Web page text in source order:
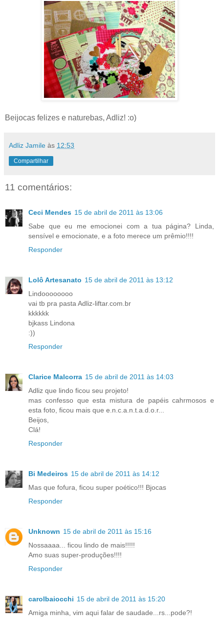
Beijocas felizes e naturebas, Adliz! :o)
Adliz Jamile às 12:53
Compartilhar
11 comentários:
Ceci Mendes 15 de abril de 2011 às 13:06
Sabe que eu me emocionei com a tua página? Linda,
sensível e emocionate, e a foto merece um prêmio!!!!
Responder
Lolô Artesanato 15 de abril de 2011 às 13:12
Lindoooooooo
vai tb pra pasta Adliz-liftar.com.br
kkkkkk
bjkass Lindona
:))
Responder
Clarice Malcorra 15 de abril de 2011 às 14:03
Adliz que lindo ficou seu projeto!
mas confesso que esta mistura de papéis cahrmosos e
esta foto, ficou mais que e.n.c.a.n.t.a.d.o.r...
Beijos,
Clá!
Responder
Bi Medeiros 15 de abril de 2011 às 14:12
Mas que fofura, ficou super poético!!! Bjocas
Responder
Unknown 15 de abril de 2011 às 15:16
Nossaaaa... ficou lindo de mais!!!!!
Amo suas super-produções!!!!
Responder
carolbaiocchi 15 de abril de 2011 às 15:20
Amiga minha, vim aqui falar de saudade...rs...pode?!